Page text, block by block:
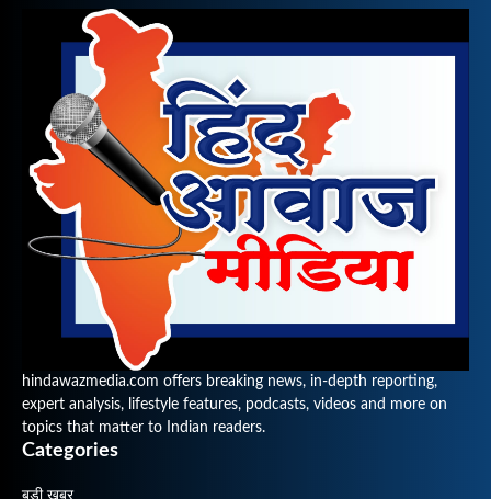
hindawazmedia.com offers breaking news, in-depth reporting,
expert analysis, lifestyle features, podcasts, videos and more on
topics that matter to Indian readers.
Categories